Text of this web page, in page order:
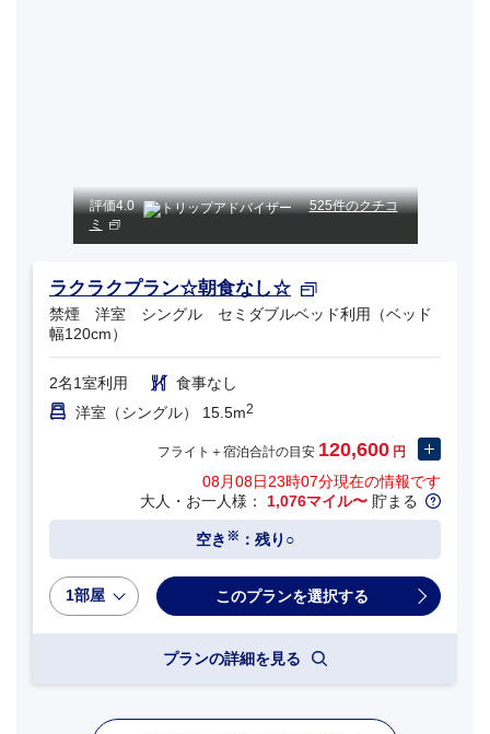
評価4.0
525件のクチコ
ミ
ラクラクプラン☆朝食なし☆
禁煙 洋室 シングル セミダブルベッド利用（ベッド
幅120cm）
2名1室利用
食事なし
洋室（シングル） 15.5m2
フライト＋宿泊合計の目安 120,600 円
08月08日23時07分現在の情報です
大人・お一人様： 1,076マイル〜 貯まる
空き ※ ：残り○
1部屋
プランの詳細を見る